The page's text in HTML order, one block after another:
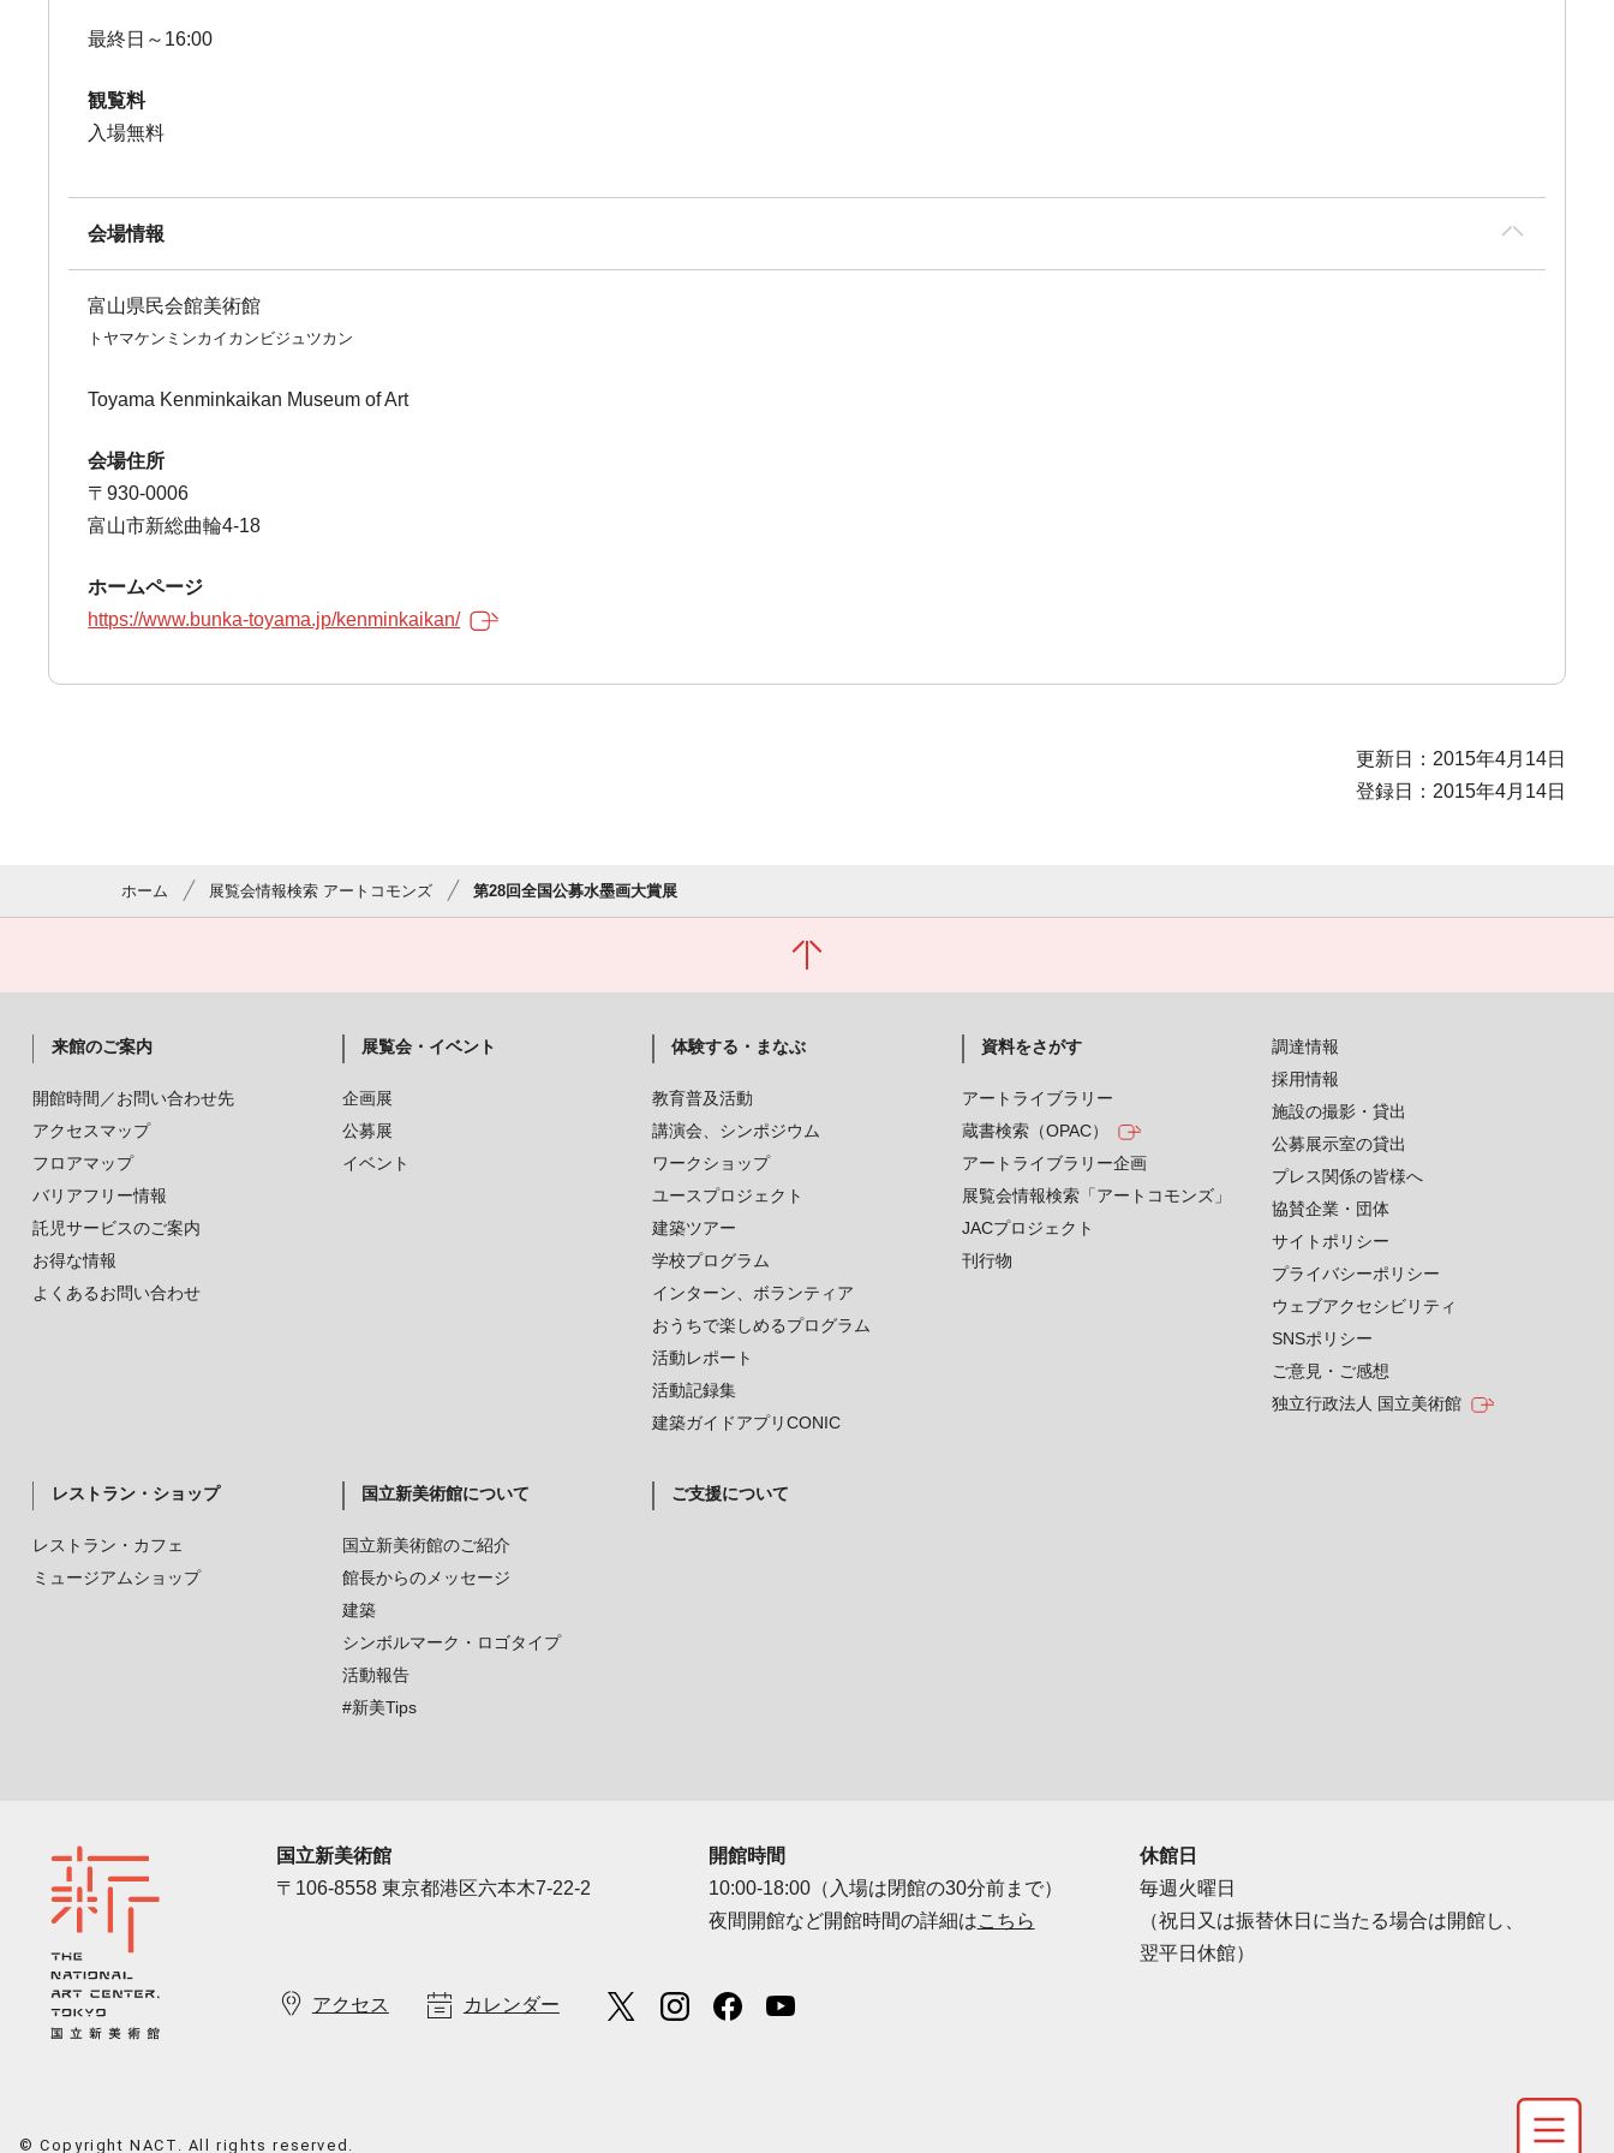
最終日～16:00
観覧料
入場無料
会場情報
富山県民会館美術館
トヤマケンミンカイカンビジュツカン
Toyama Kenminkaikan Museum of Art
会場住所
〒930-0006
富山市新総曲輪4-18
ホームページ
https://www.bunka-toyama.jp/kenminkaikan/
更新日：2015年4月14日
登録日：2015年4月14日
ホーム 展覧会情報検索 アートコモンズ 第28回全国公募水墨画大賞展
来館のご案内
開館時間／お問い合わせ先
アクセスマップ
フロアマップ
バリアフリー情報
託児サービスのご案内
お得な情報
よくあるお問い合わせ
展覧会・イベント
企画展
公募展
イベント
体験する・まなぶ
教育普及活動
講演会、シンポジウム
ワークショップ
ユースプロジェクト
建築ツアー
学校プログラム
インターン、ボランティア
おうちで楽しめるプログラム
活動レポート
活動記録集
建築ガイドアプリCONIC
資料をさがす
アートライブラリー
蔵書検索（OPAC）
アートライブラリー企画
展覧会情報検索「アートコモンズ」
JACプロジェクト
刊行物
レストラン・ショップ
レストラン・カフェ
ミュージアムショップ
国立新美術館について
国立新美術館のご紹介
館長からのメッセージ
建築
シンボルマーク・ロゴタイプ
活動報告
#新美Tips
ご支援について
調達情報
採用情報
施設の撮影・貸出
公募展示室の貸出
プレス関係の皆様へ
協賛企業・団体
サイトポリシー
プライバシーポリシー
ウェブアクセシビリティ
SNSポリシー
ご意見・ご感想
独立行政法人 国立美術館
国立新美術館
〒106-8558 東京都港区六本木7-22-2
開館時間
10:00-18:00（入場は閉館の30分前まで）
夜間開館など開館時間の詳細はこちら
休館日
毎週火曜日
（祝日又は振替休日に当たる場合は開館し、
翌平日休館）
アクセス カレンダー
© Copyright NACT. All rights reserved.